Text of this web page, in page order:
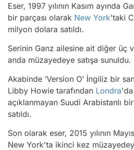
Eser, 1997 yılının Kasım ayında
bir parçası olarak New York'taki
milyon dolara satıldı.
Serinin Ganz ailesine ait diğer üç
anda müzayedeye satışa sunuldu.
Akabinde ‘Version O’ İngiliz bir
Libby Howie tarafından Londra
açıklanmayan Suudi Arabistanlı
satıldı.
Son olarak eser, 2015 yılının
New York'ta ikinci kez